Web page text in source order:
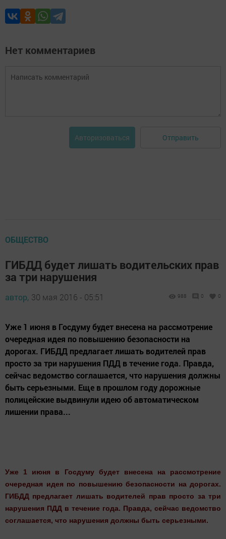
Нет комментариев
Авторизоваться Отправить
ОБЩЕСТВО
ГИБДД будет лишать водительских прав
за три нарушения
автор, 30 мая 2016 - 05:51 988 0 0
Уже 1 июня в Госдуму будет внесена на рассмотрение
очередная идея по повышению безопасности на
дорогах. ГИБДД предлагает лишать водителей прав
просто за три нарушения ПДД в течение года. Правда,
сейчас ведомство соглашается, что нарушения должны
быть серьезными. Еще в прошлом году дорожные
полицейские выдвинули идею об автоматическом
лишении права...
Уже 1 июня в Госдуму будет внесена на рассмотрение
очередная идея по повышению безопасности на дорогах.
ГИБДД предлагает лишать водителей прав просто за три
нарушения ПДД в течение года. Правда, сейчас ведомство
соглашается, что нарушения должны быть серьезными.